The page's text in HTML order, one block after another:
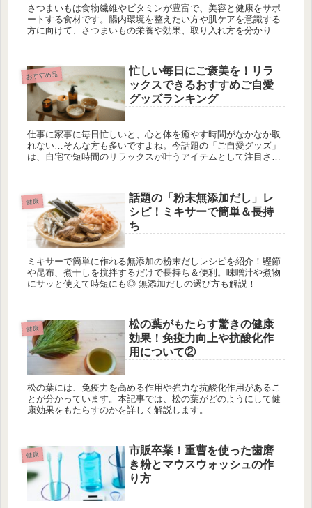
さつまいもは食物繊維やビタミンが豊富で、美容と健康をサポ
ートする食材です。腸内環境を整えたい方や肌ケアを意識する
方に向けて、さつまいもの栄養や効果、取り入れ方を分かりや
おすすめ品
忙しい毎日にご褒美を！リラ
ックスできるおすすめご自愛
グッズランキング
仕事に家事に毎日忙しいと、心と体を癒やす時間がなかなか取
れない…そんな方も多いですよね。今話題の「ご自愛グッズ」
は、自宅で短時間のリラックスが叶うアイテムとして注目され
健康
話題の「粉末無添加だし」レ
シピ！ミキサーで簡単＆長持
ち
ミキサーで簡単に作れる無添加の粉末だしレシピを紹介！鰹節
や昆布、煮干しを撹拌するだけで長持ち＆便利。味噌汁や煮物
にサッと使えて時短にも◎ 無添加だしの選び方も解説！
健康
松の葉がもたらす驚きの健康
効果！免疫力向上や抗酸化作
用について②
松の葉には、免疫力を高める作用や強力な抗酸化作用があるこ
とが分かっています。本記事では、松の葉がどのようにして健
康効果をもたらすのかを詳しく解説します。
健康
市販卒業！重曹を使った歯磨
き粉とマウスウォッシュの作
り方